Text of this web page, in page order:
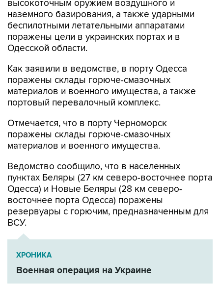
высокоточным оружием воздушного и
наземного базирования, а также ударными
беспилотными летательными аппаратами
поражены цели в украинских портах и в
Одесской области.
Как заявили в ведомстве, в порту Одесса
поражены склады горюче-смазочных
материалов и военного имущества, а также
портовый перевалочный комплекс.
Отмечается, что в порту Черноморск
поражены склады горюче-смазочных
материалов и военного имущества.
Ведомство сообщило, что в населенных
пунктах Беляры (27 км северо-восточнее порта
Одесса) и Новые Беляры (28 км северо-
восточнее порта Одесса) поражены
резервуары с горючим, предназначенным для
ВСУ.
ХРОНИКА
Военная операция на Украине